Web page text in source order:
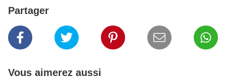
Partager
Vous aimerez aussi